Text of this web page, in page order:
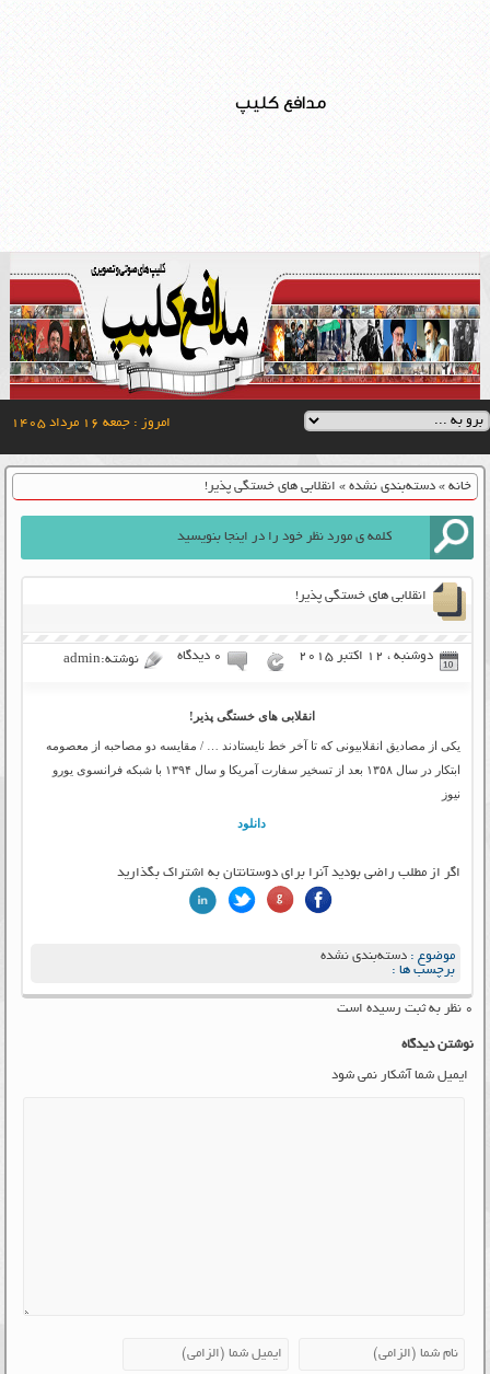
مدافع کلیپ
امروز : جمعه ۱۶ مرداد ۱۴۰۵
خانه» دسته‌بندی نشده» انقلابی های خستگی پذیر!
انقلابی های خستگی پذیر!
دوشنبه ، 12 اکتبر 2015 ۰ دیدگاه نوشته:admin
انقلابی های خستگی پذیر!
یکی از مصادیق انقلابیونی که تا آخر خط نایستادند … / مقایسه دو مصاحبه از معصومه
ابتکار در سال ۱۳۵۸ بعد از تسخیر سفارت آمریکا و سال ۱۳۹۴ با شبکه فرانسوی یورو
نیوز
دانلود
اگر از مطلب راضی بودید آنرا برای دوستانتان به اشتراک بگذارید
موضوع :دسته‌بندی نشده
برچسب ها :
۰ نظر به ثبت رسیده است
نوشتن دیدگاه
ایمیل شما آشکار نمی شود